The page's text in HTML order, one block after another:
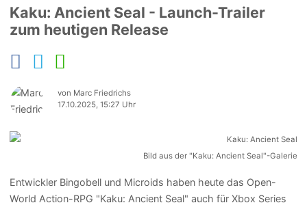
Kaku: Ancient Seal - Launch-Trailer
zum heutigen Release
von Marc Friedrichs
17.10.2025, 15:27 Uhr
Bild aus der "Kaku: Ancient Seal"-Galerie
Entwickler Bingobell und Microids haben heute das Open-
World Action-RPG "Kaku: Ancient Seal" auch für Xbox Series